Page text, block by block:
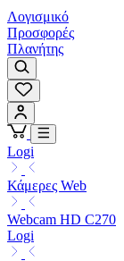
Λογισμικό
Προσφορές
Πλανήτης
Logi
Κάμερες Web
Webcam HD C270
Logi